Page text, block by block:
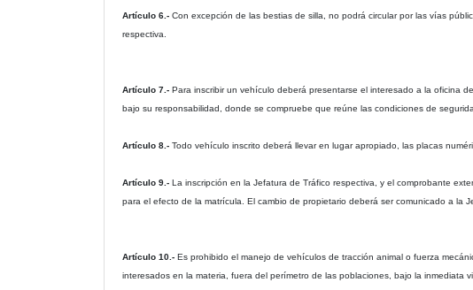
Artículo 6.- Con excepción de las bestias de silla, no podrá circular por las vías
respectiva.
Artículo 7.- Para inscribir un vehículo deberá presentarse el interesado a la oficina
bajo su responsabilidad, donde se compruebe que reúne las condiciones de
Artículo 8.- Todo vehículo inscrito deberá llevar en lugar apropiado, las placas
Artículo 9.- La inscripción en la Jefatura de Tráfico respectiva, y el comprobante
para el efecto de la matrícula. El cambio de propietario deberá ser comunicado a la
Artículo 10.- Es prohibido el manejo de vehículos de tracción animal o fuerza
interesados en la materia, fuera del perímetro de las poblaciones, bajo la inmediata